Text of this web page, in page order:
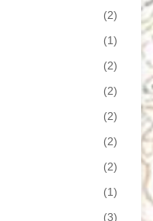
(2)
(1)
(2)
(2)
(2)
(2)
(2)
(1)
(3)